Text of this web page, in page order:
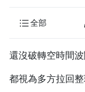
全部
還沒破轉空時間
都視為多方拉回
追